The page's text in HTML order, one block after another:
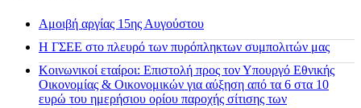
Αμοιβή αργίας 15ης Αυγούστου
H ΓΣΕΕ στο πλευρό των πυρόπληκτων συμπολιτών μας
Κοινωνικοί εταίροι: Επιστολή προς τον Υπουργό Εθνικής
Οικονομίας & Οικονομικών για αύξηση από τα 6 στα 10
ευρώ του ημερήσιου ορίου παροχής σίτισης των